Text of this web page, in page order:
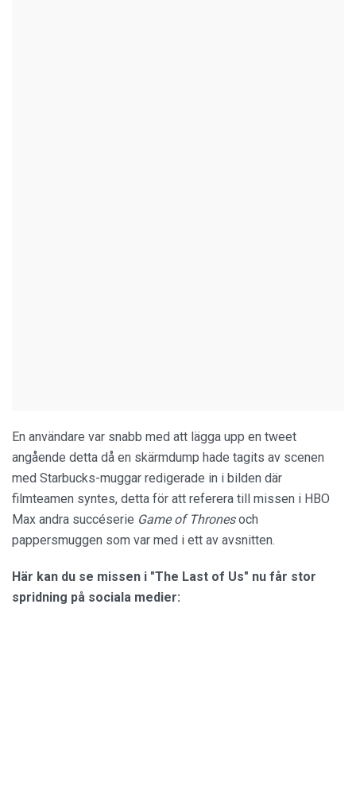
En användare var snabb med att lägga upp en tweet
angående detta då en skärmdump hade tagits av scenen
med Starbucks-muggar redigerade in i bilden där
filmteamen syntes, detta för att referera till missen i HBO
Max andra succéserie Game of Thronesoch
pappersmuggen som var med i ett av avsnitten.
Här kan du se missen i "The Last of Us" nu får stor
spridning på sociala medier: